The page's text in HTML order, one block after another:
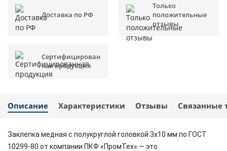
Доставка по РФ
Только
положительные
отзывы
Сертифицирован
ная продукция
Описание Характеристики Отзывы Связанные
Заклепка медная с полукруглой головкой 3x10 мм по ГОСТ
10299-80 от компании ПКФ «ПромТех» — это